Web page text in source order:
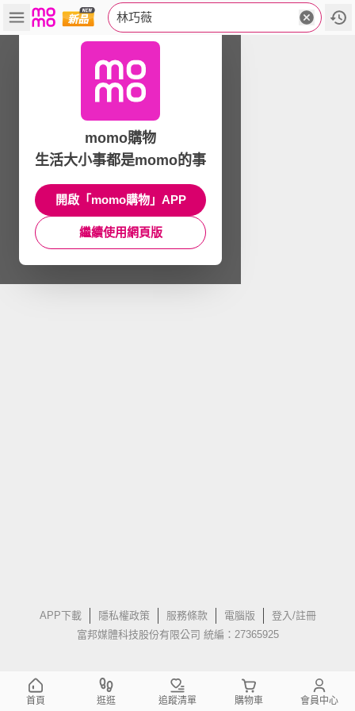
林巧薇
APP下載 隱私權政策 服務條款 電腦版
登入/註冊
富邦媒體科技股份有限公司 統編：27365925
momo購物
生活大小事都是momo的事
開啟「momo購物」APP
繼續使用網頁版
首頁 逛逛 追蹤清單 購物車 會員中心